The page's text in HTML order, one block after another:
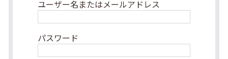
ユーザー名またはメールアドレス
パスワード